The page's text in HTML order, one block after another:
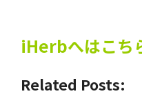
iHerbへはこち
Related Posts: